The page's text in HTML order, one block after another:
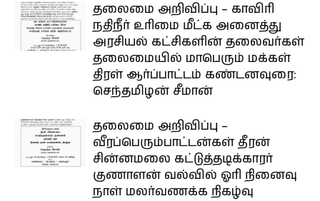
தலைமை அறிவிப்பு – காவிரி
நதிநீர் உரிமை மீட்க அனைத்து
அரசியல் கட்சிகளின் தலைவர்கள்
தலைமையில் மாபெரும் மக்கள்
திரள் ஆர்ப்பாட்டம் கண்டனவுரை:
செந்தமிழன் சீமான்
தலைமை அறிவிப்பு –
வீரப்பெரும்பாட்டன்கள் தீரன்
சின்னமலை கட்டுத்தடிக்காரர்
குணாளன் வல்வில் ஓரி நினைவு
நாள் மலர்வணக்க நிகழ்வு